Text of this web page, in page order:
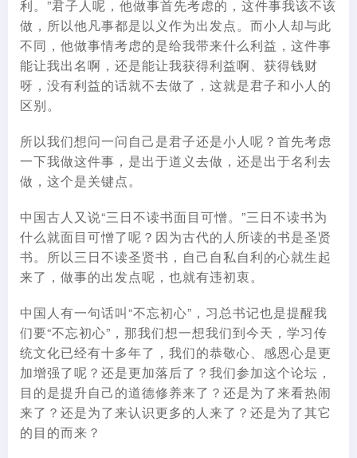
利。”君子人呢，他做事首先考虑的，这件事我该不该
做，所以他凡事都是以义作为出发点。而小人却与此
不同，他做事情考虑的是给我带来什么利益，这件事
能让我出名啊，还是能让我获得利益啊、获得钱财
呀，没有利益的话就不去做了，这就是君子和小人的
区别。
所以我们想问一问自己是君子还是小人呢？首先考虑
一下我做这件事，是出于道义去做，还是出于名利去
做，这个是关键点。
中国古人又说“三日不读书面目可憎。”三日不读书为
什么就面目可憎了呢？因为古代的人所读的书是圣贤
书。所以三日不读圣贤书，自己自私自利的心就生起
来了，做事的出发点呢，也就有违初衷。
中国人有一句话叫“不忘初心”，习总书记也是提醒我
们要“不忘初心”，那我们想一想我们到今天，学习传
统文化已经有十多年了，我们的恭敬心、感恩心是更
加增强了呢？还是更加落后了？我们参加这个论坛，
目的是提升自己的道德修养来了？还是为了来看热闹
来了？还是为了来认识更多的人来了？还是为了其它
的目的而来？